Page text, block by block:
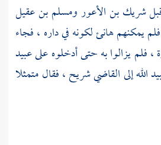
شريك بن الأعورومسلم بن عقيل
يمكنهمهانئلكونه في داره ، فجاء
، فلم يزالوا به حتى أدخلوه علىعبيد
اللهإلى القاضيشريح، فقال متمثلا